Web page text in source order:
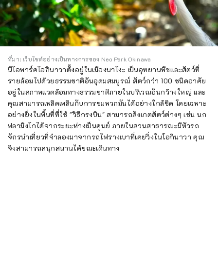
ที่มา: เว็บไซต์อย่างเป็นทางการของ Neo Park Okinawa
นีโอพาร์คโอกินาวาตั้งอยู่ในเมืองนาโงะ เป็นอุทยานพืชและสัตว์ที่
รายล้อมไปด้วยธรรมชาติอันอุดมสมบูรณ์ สัตว์กว่า 100 ชนิดอาศัย
อยู่ในสภาพแวดล้อมทางธรรมชาติภายในบริเวณอันกว้างใหญ่ และ
คุณสามารถเพลิดเพลินกับการชมพวกมันได้อย่างใกล้ชิด โดยเฉพาะ
อย่างยิ่งในพื้นที่ที่ใช้ "วิธีกรงบิน" สามารถสังเกตสัตว์ต่างๆ เช่น นก
ฟลามิงโกได้จากระยะห่างเป็นศูนย์ ภายในสวนสาธารณะมีหัวรถ
จักรนำเที่ยวที่จำลองมาจากรถไฟรางเบาที่เคยวิ่งในโอกินาวา คุณ
จึงสามารถสนุกสนานได้ขณะเดินทาง